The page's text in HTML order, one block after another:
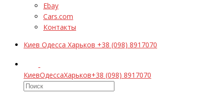
Ebay
Cars.com
Контакты
Киев Одесса Харьков +38 (098) 8917070
КиевОдессаХарьков+38 (098) 8917070